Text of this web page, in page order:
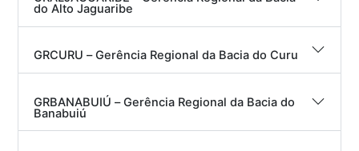
do Alto Jaguaribe
GRCURU – Gerência Regional da Bacia do Curu
GRBANABUIÚ – Gerência Regional da Bacia do
Banabuiú